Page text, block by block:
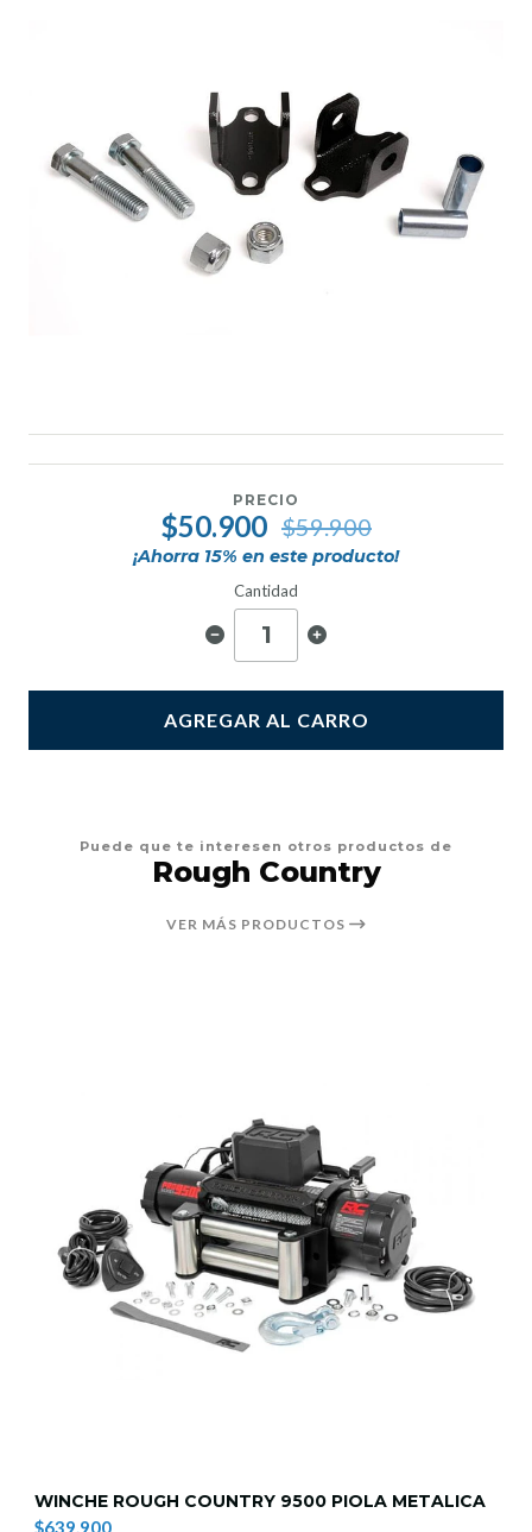
PRECIO
$50.900 $59.900
¡Ahorra 15% en este producto!
Cantidad
AGREGAR AL CARRO
Puede que te interesen otros productos de
Rough Country
VER MÁS PRODUCTOS
WINCHE ROUGH COUNTRY 9500 PIOLA METALICA
$639.900